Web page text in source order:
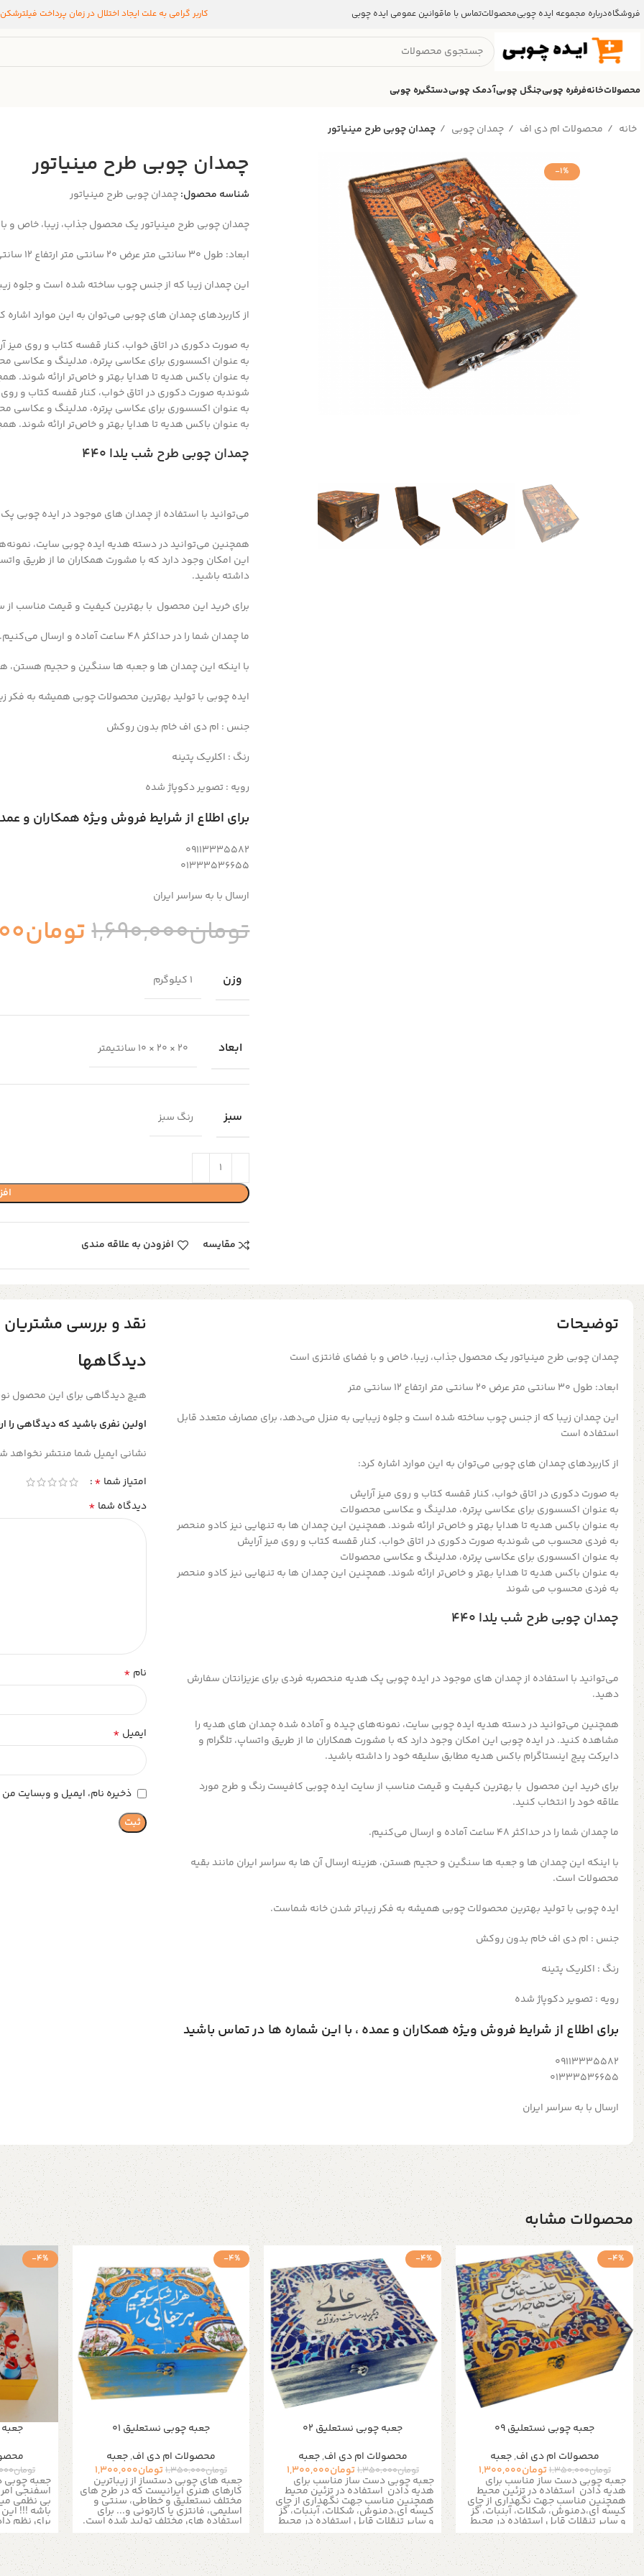
فروشگاهدرباره مجموعه ایده چوبیمحصولاتتماس با ماقوانین عمومی ایده چوبی کاربر گرامی به علت ایجاد اختلال در زمان پرداخت
محصولاتخانهفرفره چوبیجنگل چوبیآدمک چوبیدستگیره چوبی
خانه محصولات ام دی اف چمدان چوبی چمدان چوبی طرح مینیاتور
-1% چمدان چوبی طرح مینیاتور
شناسه محصول:چمدان چوبی طرح مینیاتور
چمدان چوبی طرح مینیاتور یک محصول جذاب، زیبا، خاص و
ابعاد: طول ۳۰ سانتی متر عرض ۲۰ سانتی متر ارتفاع ۱۲ سانتی متر
این چمدان زیبا که از جنس چوب ساخته شده است و جلوه
از کاربرد‌های چمدان های چوبی می‌توان به این موارد اشاره
به صورت دکوری در اتاق خواب، کنار قفسه کتاب‌ و روی میز
به عنوان اکسسوری برای عکاسی پرتره، مدلینگ و عکاسی
به‌ عنوان باکس هدیه تا هدایا بهتر و خاص‌تر ارائه
شوندبه صورت دکوری در اتاق خواب، کنار قفسه کتاب‌ و روی
به عنوان اکسسوری برای عکاسی پرتره، مدلینگ و عکاسی
به‌ عنوان باکس هدیه تا هدایا بهتر و خاص‌تر ارائه
چمدان چوبی طرح شب یلدا ۴۴۰
می‌توانید با استفاده از چمدان های موجود در ایده چوبی
همچنین می‌توانید در دسته هدیه ایده چوبی سایت،
این امکان وجود دارد که با مشورت همکاران ما از طریق
داشته باشید.
برای خرید این محصول با بهترین کیفیت و قیمت مناسب از
ما چمدان شما را در حداکثر ۴۸ ساعت آماده و ارسال می‌کنیم.
با اینکه این چمدان ها و جعبه ها سنگین و حجیم هستن،
ایده چوبی با تولید بهترین محصولات چوبی همیشه به فکر
جنس : ام دی اف خام بدون روکش
رنگ : اکلریک پتینه
رویه : تصویر دکوپاژ شده
برای اطلاع از شرایط فروش ویژه همکاران و
09113335582
01333536655
ارسال با به سراسر ایران
تومان1,690,000تومان
وزن 1 کیلوگرم
ابعاد 20 × 20 × 10 سانتیمتر
سبز رنگ سبز
مقایسه افزودن به علاقه مندی
توضیحات
چمدان چوبی طرح مینیاتور یک محصول جذاب، زیبا، خاص و با فضای فانتزی است
ابعاد: طول ۳۰ سانتی متر عرض ۲۰ سانتی متر ارتفاع ۱۲ سانتی متر
این چمدان زیبا که از جنس چوب ساخته شده است و جلوه زیبایی به منزل می‌دهد، برای مصارف متعدد قابل
استفاده است
از کاربرد‌های چمدان های چوبی می‌توان به این موارد اشاره کرد:
به صورت دکوری در اتاق خواب، کنار قفسه کتاب‌ و روی میز آرایش
به عنوان اکسسوری برای عکاسی پرتره، مدلینگ و عکاسی محصولات
به‌ عنوان باکس هدیه تا هدایا بهتر و خاص‌تر ارائه شوند. همچنین این چمدان ها به تنهایی نیز کادو منحصر
به فردی محسوب می شوندبه صورت دکوری در اتاق خواب، کنار قفسه کتاب‌ و روی میز آرایش
به عنوان اکسسوری برای عکاسی پرتره، مدلینگ و عکاسی محصولات
به‌ عنوان باکس هدیه تا هدایا بهتر و خاص‌تر ارائه شوند. همچنین این چمدان ها به تنهایی نیز کادو منحصر
به فردی محسوب می شوند
چمدان چوبی طرح شب یلدا ۴۴۰
می‌توانید با استفاده از چمدان های موجود در ایده چوبی پک هدیه منحصربه فردی برای عزیزانتان سفارش
دهید.
همچنین می‌توانید در دسته هدیه ایده چوبی سایت، نمونه‌های چیده و آماده شده چمدان های هدیه را
مشاهده کنید. در ایده چوبی این امکان وجود دارد که با مشورت همکاران ما از طریق واتساپ، تلگرام و
دایرکت پیج اینستاگرام باکس هدیه مطابق سلیقه خود را داشته باشید.
برای خرید این محصول با بهترین کیفیت و قیمت مناسب از سایت ایده چوبی کافیست رنگ و طرح مورد
علاقه خود را انتخاب کنید.
ما چمدان شما را در حداکثر ۴۸ ساعت آماده و ارسال می‌کنیم.
با اینکه این چمدان ها و جعبه ها سنگین و حجیم هستن، هزینه ارسال آن ها به سراسر ایران مانند بقیه
محصولات است.
ایده چوبی با تولید بهترین محصولات چوبی همیشه به فکر زیباتر شدن خانه شماست.
جنس : ام دی اف خام بدون روکش
رنگ : اکلریک پتینه
رویه : تصویر دکوپاژ شده
برای اطلاع از شرایط فروش ویژه همکاران و عمده ، با این شماره ها در تماس باشید
09113335582
01333536655
ارسال با به سراسر ایران
نقد و بررسی مشتریان
دیدگاهها
هیچ دیدگاهی برای این محصول
اولین نفری باشید که دیدگاهی را
نشانی ایمیل شما منتشر نخواهد
امتیاز شما *
دیدگاه شما *
نام *
ایمیل *
ذخیره نام، ایمیل و وبسایت
محصولات مشابه
-4%
جعبه چوبی نستعلیق 09
محصولات ام دی اف,جعبه
تومان1,350,000تومان1,300,000
جعبه چوبی دست ساز مناسب برای
هدیه دادن استفاده در تزئین محیط
همچنین مناسب جهت نگهداری از چای
کیسه ای،دمنوش، شکلات، آبنبات، گز
و سایر تنقلات قابل استفاده در محیط
منزل، ادارات ، کافی شاپ ها و مناسب
برای نظم دادن به زیور آلات و لوازم ریز
است
به دلیل سایز بزرگ تمامی سینی
-4%
جعبه چوبی نستعلیق 02
محصولات ام دی اف,جعبه
تومان1,350,000تومان1,300,000
جعبه چوبی دست ساز مناسب برای
هدیه دادن استفاده در تزئین محیط
همچنین مناسب جهت نگهداری از چای
کیسه ای،دمنوش، شکلات، آبنبات، گز
و سایر تنقلاتقابل استفاده در محیط
منزل، ادارات ، کافی شاپ ها و مناسب
برای نظم دادن به زیور آلات و لوازم ریز
است
به دلیل سایز بزرگ تمامی سینی
-4%
جعبه چوبی نستعلیق 01
محصولات ام دی اف,جعبه
تومان1,350,000تومان1,300,000
جعبه های چوبی دستساز از زیباترین
کارهای هنری ایرانیست که در طرح های
مختلف نستعلیق و خطاطی، سنتی و
اسلیمی، فانتزی یا کارتونی و... برای
استفاده های مختلف تولید شده است.
داخل جعبه ها تقسیم کننده های
چوبی قابل جداسازی قرار گرفته که
استفاده از جعبه را برای نگهداری
زیورآلات و جواهرات یا جهت پذیرایی و
گذاشتن چای و دمنوش کیسه ای و
-4%
تومان
جعبه
اسفنجی
بی نظمی
باشه !!!
برای نظم
کودک شما
جعبه های
هدیه دادن
همچنین
کیسه